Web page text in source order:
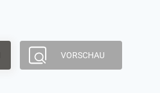
VORSCHAU